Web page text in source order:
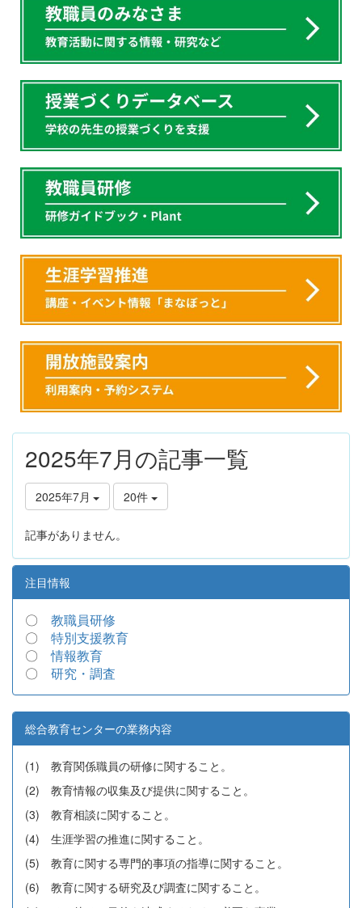
2025年7月の記事一覧
2025年7月 20件
記事がありません。
注目情報
〇 教職員研修
〇 特別支援教育
〇情報教育
〇 研究・調査
総合教育センターの業務内容
(1) 教育関係職員の研修に関すること。
(2) 教育情報の収集及び提供に関すること。
(3) 教育相談に関すること。
(4) 生涯学習の推進に関すること。
(5) 教育に関する専門的事項の指導に関すること。
(6) 教育に関する研究及び調査に関すること。